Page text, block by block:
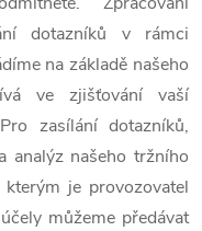
dotazníků v rámci
na základě našeho
ve zjišťování vaší
zasílání dotazníků,
analýz našeho tržního
je provozovatel
můžeme předávat